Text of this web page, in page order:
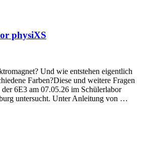
physiXS
Und wie entstehen eigentlich
Farben?Diese und weitere Fragen
6E3 am 07.05.26 im Schülerlabor
untersucht. Unter Anleitung von …